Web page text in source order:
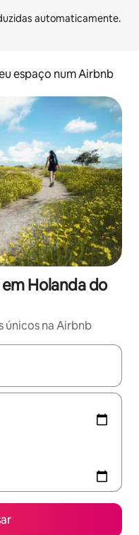
espaço num Airbnb
Holanda do
únicos na Airbnb
navegue com